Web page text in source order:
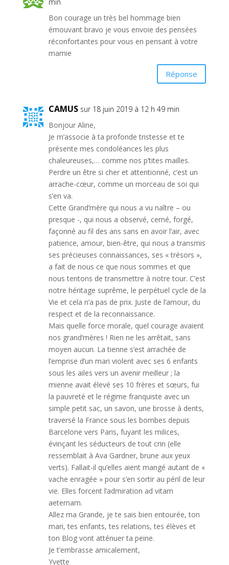
Bon courage un très bel hommage bien
émouvant bravo je vous envoie des pensées
réconfortantes pour vous en pensant à votre
mamie
Réponse
CAMUS sur 18 juin 2019 à 12 h 49 min
Bonjour Aline,
Je m’associe à ta profonde tristesse et te
présente mes condoléances les plus
chaleureuses,… comme nos p’tites mailles.
Perdre un être si cher et attentionné, c’est un
arrache-cœur, comme un morceau de soi qui
s’en va.
Cette Grand’mère qui nous a vu naître – ou
presque -, qui nous a observé, cerné, forgé,
façonné au fil des ans sans en avoir l’air, avec
patience, amour, bien-être, qui nous a transmis
ses précieuses connaissances, ses « trésors »,
a fait de nous ce que nous sommes et que
nous tentons de transmettre à notre tour. C’est
notre héritage suprême, le perpétuel cycle de la
Vie et cela n’a pas de prix. Juste de l’amour, du
respect et de la reconnaissance.
Mais quelle force morale, quel courage avaient
nos grand’mères ! Rien ne les arrêtait, sans
moyen aucun. La tienne s’est arrachée de
l’emprise d’un mari violent avec ses 6 enfants
sous les ailes vers un avenir meilleur ; la
mienne avait élevé ses 10 frères et sœurs, fui
la pauvreté et le régime franquiste avec un
simple petit sac, un savon, une brosse à dents,
traversé la France sous les bombes depuis
Barcelone vers Paris, fuyant les milices,
évinçant les séducteurs de tout crin (elle
ressemblait à Ava Gardner, brune aux yeux
verts). Fallait-il qu’elles aient mangé autant de «
vache enragée » pour s’en sortir au péril de leur
vie. Elles forcent l’admiration ad vitam
aeternam.
Allez ma Grande, je te sais bien entourée, ton
mari, tes enfants, tes relations, tes élèves et
ton Blog vont atténuer ta peine.
Je t’embrasse amicalement,
Yvette